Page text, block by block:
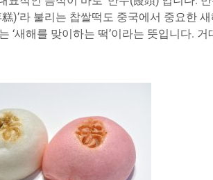
)’라 불리는 찹쌀떡도 중국에서 중요한
새해를 맞이하는 떡’이라는 뜻입니다.